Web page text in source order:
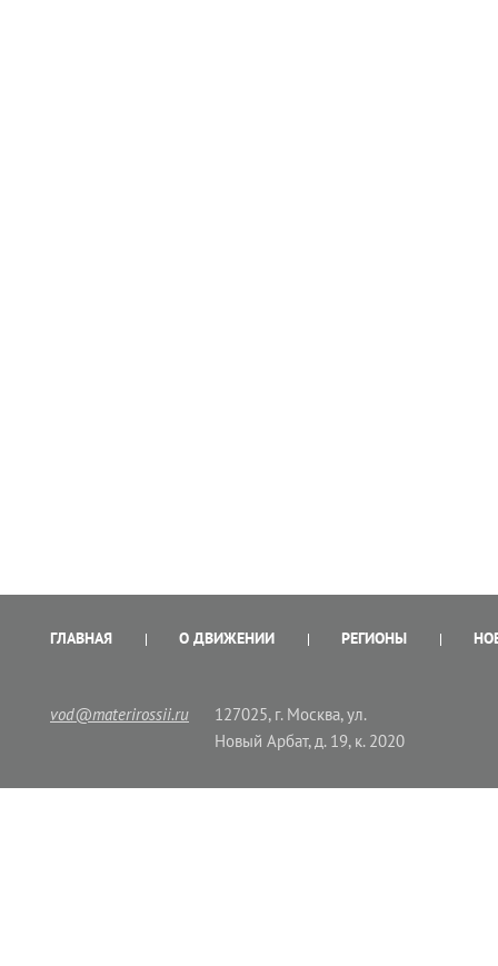
ГЛАВНАЯ О ДВИЖЕНИИ РЕГИОНЫ
vod@materirossii.ru
127025, г. Москва, ул.
Новый Арбат, д. 19, к. 2020